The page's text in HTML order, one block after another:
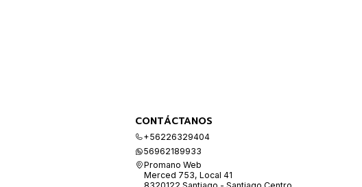
CONTÁCTANOS
+56226329404
56962189933
Promano Web
Merced 753, Local 41